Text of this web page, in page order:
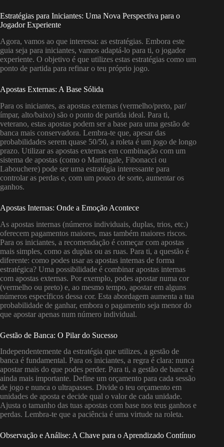
Estratégias para Iniciantes: Uma Nova Perspectiva para o
Jogador Experiente
Agora, vamos ao que interessa: as estratégias. Embora este
guia seja para iniciantes, vamos adaptá-lo para ti, o jogador
experiente. O objetivo é que utilizes estas estratégias como um
ponto de partida para refinar o teu próprio jogo.
Apostas Externas: A Base Sólida
Para os iniciantes, as apostas externas (vermelho/preto, par/
ímpar, alto/baixo) são o ponto de partida ideal. Para ti,
veterano, estas apostas podem ser a base para uma gestão de
banca mais conservadora. Lembra-te que, apesar das
probabilidades serem quase 50/50, a roleta é um jogo de longo
prazo. Utilizar as apostas externas em combinação com um
sistema de apostas (como o Martingale, Fibonacci ou
Labouchere) pode ser uma estratégia interessante para
controlar as perdas e, com um pouco de sorte, aumentar os
ganhos.
Apostas Internas: Onde a Emoção Acontece
As apostas internas (números individuais, duplas, trios, etc.)
oferecem pagamentos maiores, mas também maiores riscos.
Para os iniciantes, a recomendação é começar com apostas
mais simples, como as duplas ou as ruas. Para ti, a questão é
diferente: como podes usar as apostas internas de forma
estratégica? Uma possibilidade é combinar apostas internas
com apostas externas. Por exemplo, podes apostar numa cor
(vermelho ou preto) e, ao mesmo tempo, apostar em alguns
números específicos dessa cor. Esta abordagem aumenta a tua
probabilidade de ganhar, embora o pagamento seja menor do
que apostar apenas num número individual.
Gestão de Banca: O Pilar do Sucesso
Independentemente da estratégia que utilizes, a gestão de
banca é fundamental. Para os iniciantes, a regra é clara: nunca
apostar mais do que podes perder. Para ti, a gestão de banca é
ainda mais importante. Define um orçamento para cada sessão
de jogo e nunca o ultrapasses. Divide o teu orçamento em
unidades de aposta e decide qual o valor de cada unidade.
Ajusta o tamanho das tuas apostas com base nos teus ganhos e
perdas. Lembra-te que a paciência é uma virtude na roleta.
Observação e Análise: A Chave para o Aprendizado Contínuo